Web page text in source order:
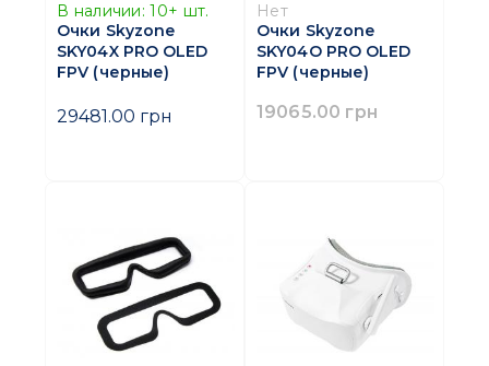
В наличии: 10+ шт.
Очки Skyzone
SKY04X PRO OLED
FPV (черные)
29481.00 грн
Нет
Очки Skyzone
SKY04O PRO OLED
FPV (черные)
19065.00 грн